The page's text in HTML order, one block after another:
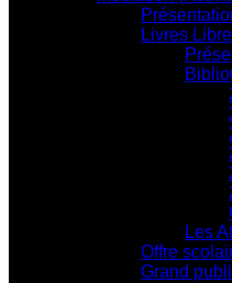
Livres
Les
Offre
Grand